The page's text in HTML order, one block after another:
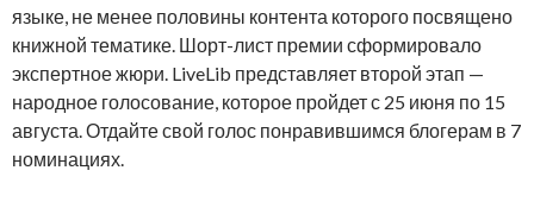
языке, не менее половины контента которого посвящено
книжной тематике. Шорт-лист премии сформировало
экспертное жюри. LiveLib представляет второй этап —
народное голосование, которое пройдет с 25 июня по 15
августа. Отдайте свой голос понравившимся блогерам в 7
номинациях.